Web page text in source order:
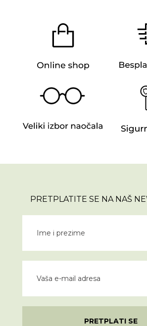
PRETPLATITE SE NA NAŠ
PRETPLATI SE